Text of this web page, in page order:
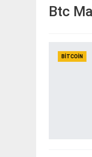
Btc
BITCOIN